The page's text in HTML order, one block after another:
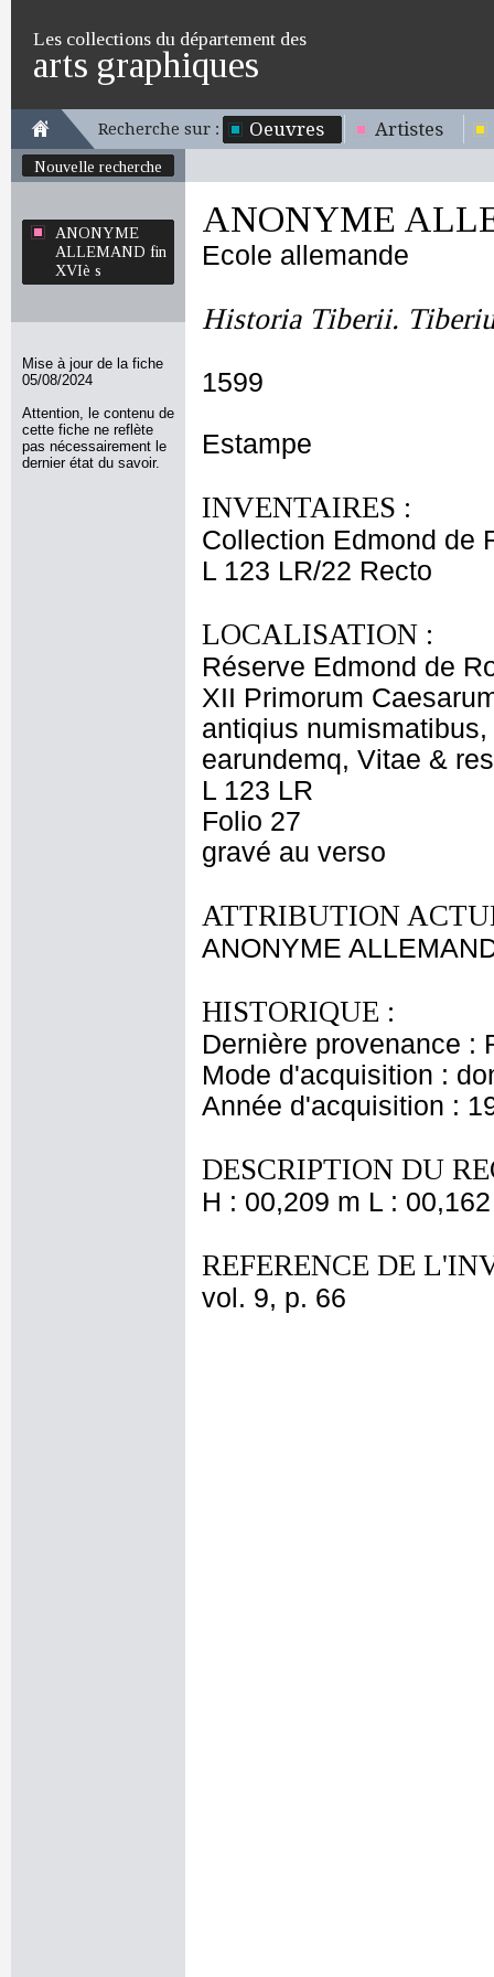
Les collections du département des
arts graphiques
Recherche sur : Oeuvres Artistes
Nouvelle recherche
ANONYME
ALLEMAND fin
XVIè s
Mise à jour de la fiche
05/08/2024
Attention, le contenu de
cette fiche ne reflète
pas nécessairement le
dernier état du savoir.
ANONYME
Ecole allemande
Historia Tiberii.
1599
Estampe
INVENTAIRES :
Collection Edmond de
L 123 LR/22 Recto
LOCALISATION :
Réserve Edmond de
XII Primorum
antiqius
earundemq, Vitae &
L 123 LR
Folio 27
gravé au verso
ATTRIBUTION
ANONYME
HISTORIQUE :
Dernière provenance :
Mode d'acquisition :
Année d'acquisition :
DESCRIPTION DU
H : 00,209 m L :
REFERENCE DE
vol. 9, p. 66